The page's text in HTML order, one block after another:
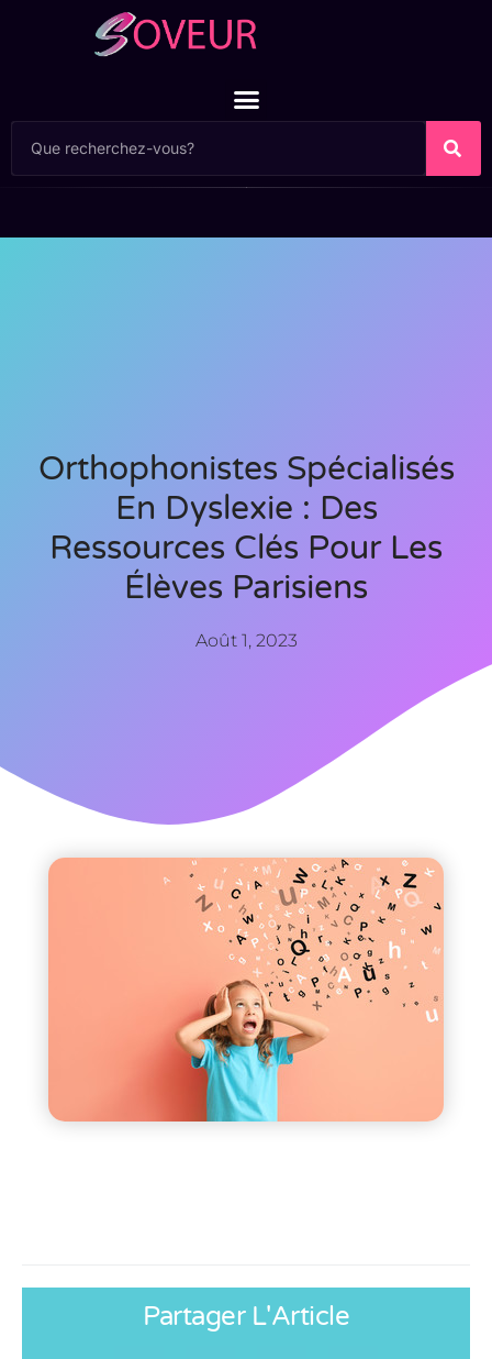
Orthophonistes Spécialisés
En Dyslexie : Des
Ressources Clés Pour Les
Élèves Parisiens
Août 1, 2023
Partager L'Article